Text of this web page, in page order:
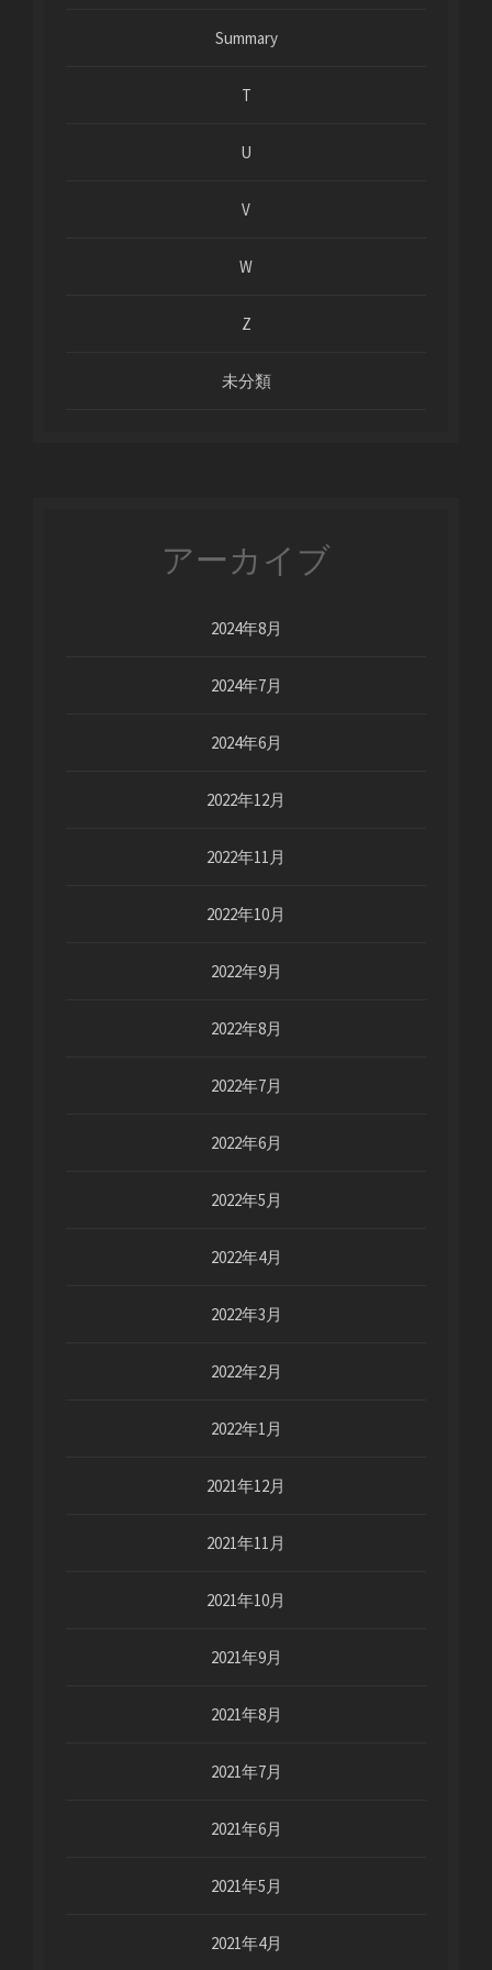
Summary
T
U
V
W
Z
未分類
アーカイブ
2024年8月
2024年7月
2024年6月
2022年12月
2022年11月
2022年10月
2022年9月
2022年8月
2022年7月
2022年6月
2022年5月
2022年4月
2022年3月
2022年2月
2022年1月
2021年12月
2021年11月
2021年10月
2021年9月
2021年8月
2021年7月
2021年6月
2021年5月
2021年4月